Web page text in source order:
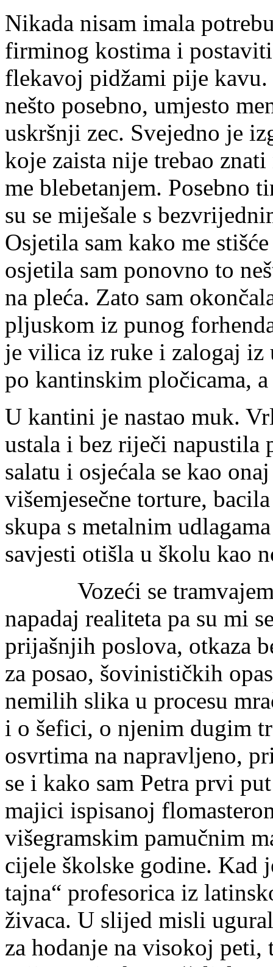
Nikada nisam imala
firminog kostima i
flekavoj pidžami pije
nešto posebno, umjesto
uskršnji zec. Svejedno je
koje zaista nije trebao
me blebetanjem. Posebno
su se miješale s
Osjetila sam kako me
osjetila sam ponovno to
na pleća. Zato sam
pljuskom iz punog
je vilica iz ruke i zalogaj iz
po kantinskim pločicama,
U kantini je nastao muk.
ustala i bez riječi napustila
salatu i osjećala se kao
višemjesečne torture,
skupa s metalnim
savjesti otišla u školu kao
Vozeći se tramvajem
napadaj realiteta pa su mi
prijašnjih poslova, otkaza
za posao, šovinističkih
nemilih slika u procesu
i o šefici, o njenim dugim
osvrtima na napravljeno,
se i kako sam Petra prvi
majici ispisanoj
višegramskim pamučnim
cijele školske godine. Kad
tajna“ profesorica iz
živaca. U slijed misli
za hodanje na visokoj peti,